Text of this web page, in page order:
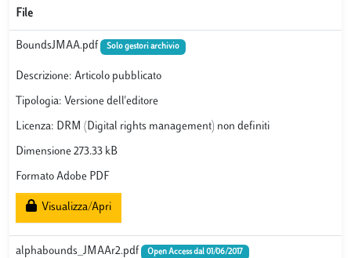
File
BoundsJMAA.pdf Solo gestori archivio
Descrizione: Articolo pubblicato
Tipologia: Versione dell'editore
Licenza: DRM (Digital rights management) non definiti
Dimensione 273.33 kB
Formato Adobe PDF
Visualizza/Apri
alphabounds_JMAAr2.pdf Open Access dal 01/06/2017